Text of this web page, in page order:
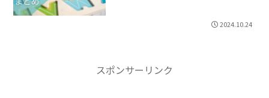
2024.10.24
スポンサーリンク